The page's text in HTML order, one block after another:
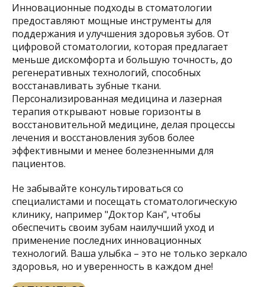
Инновационные подходы в стоматологии
предоставляют мощные инструменты для
поддержания и улучшения здоровья зубов. От
цифровой стоматологии, которая предлагает
меньше дискомфорта и большую точность, до
регенеративных технологий, способных
восстанавливать зубные ткани.
Персонализированная медицина и лазерная
терапия открывают новые горизонты в
восстановительной медицине, делая процессы
лечения и восстановления зубов более
эффективными и менее болезненными для
пациентов.
Не забывайте консультироваться со
специалистами и посещать стоматологическую
клинику, например "Доктор Кан", чтобы
обеспечить своим зубам наилучший уход и
применение последних инновационных
технологий. Ваша улыбка – это не только зеркало
здоровья, но и уверенность в каждом дне!